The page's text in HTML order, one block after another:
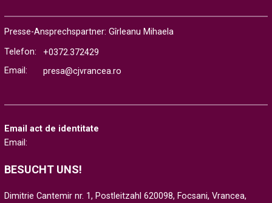
Presse-Ansprechspartner: Gîrleanu Mihaela
Telefon:
+0372.372429
Email:
presa@cjvrancea.ro
Email act de identitate
Email:
BESUCHT UNS!
Dimitrie Cantemir nr. 1, Postleitzahl 620098, Focsani, Vrancea,